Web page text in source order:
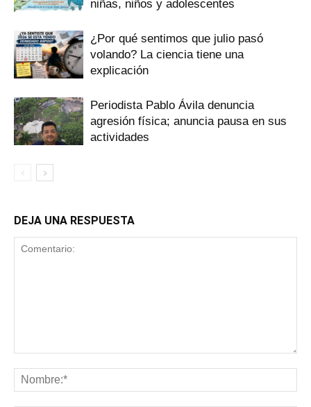
niñas, niños y adolescentes
¿Por qué sentimos que julio pasó
volando? La ciencia tiene una
explicación
Periodista Pablo Ávila denuncia
agresión física; anuncia pausa en sus
actividades
DEJA UNA RESPUESTA